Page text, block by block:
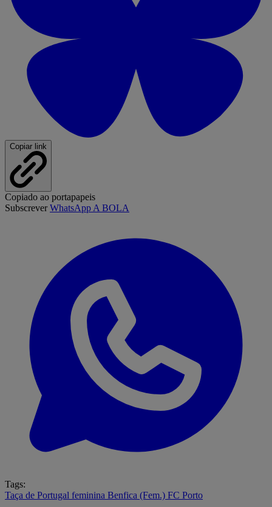
Copiar link
Copiado ao portapapeis
SubscreverWhatsApp A BOLA
Tags:
Taça de Portugal feminina Benfica (Fem.) FC Porto